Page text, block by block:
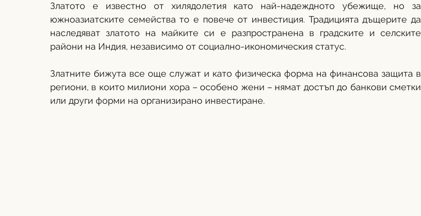
Златото е известно от хилядолетия като най-надеждното убежище, но за
южноазиатските семейства то е повече от инвестиция. Традицията дъщерите да
наследяват златото на майките си е разпространена в градските и селските
райони на Индия, независимо от социално-икономическия статус.
Златните бижута все още служат и като физическа форма на финансова защита в
региони, в които милиони хора – особено жени – нямат достъп до банкови сметки
или други форми на организирано инвестиране.